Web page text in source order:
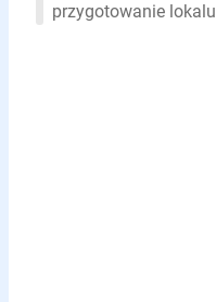
przygotowanie lokalu